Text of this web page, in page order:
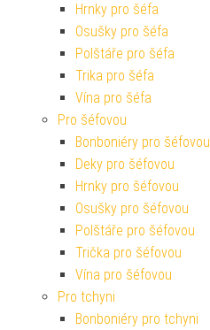
Hrnky pro šéfa
Osušky pro šéfa
Polštáře pro šéfa
Trika pro šéfa
Vína pro šéfa
Pro šéfovou
Bonboniéry pro šéfovou
Deky pro šéfovou
Hrnky pro šéfovou
Osušky pro šéfovou
Polštáře pro šéfovou
Trička pro šéfovou
Vína pro šéfovou
Pro tchyni
Bonboniéry pro tchyni